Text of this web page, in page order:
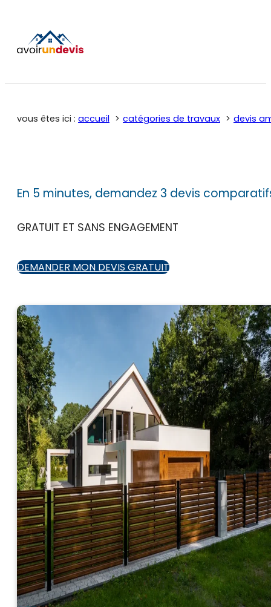
vous êtes ici : accueil catégories de travaux devis
En 5 minutes, demandez 3 devis
GRATUIT ET SANS ENGAGEMENT
DEMANDER MON DEVIS GRATUIT